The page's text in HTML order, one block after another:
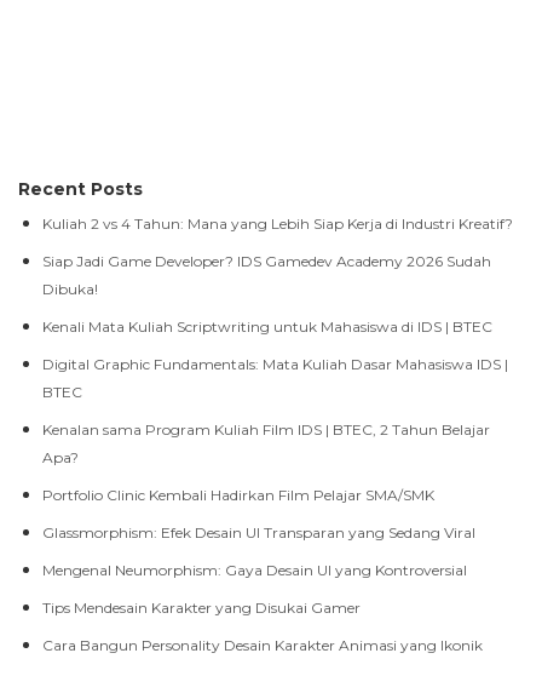
Recent Posts
Kuliah 2 vs 4 Tahun: Mana yang Lebih Siap Kerja di Industri Kreatif?
Siap Jadi Game Developer? IDS Gamedev Academy 2026 Sudah
Dibuka!
Kenali Mata Kuliah Scriptwriting untuk Mahasiswa di IDS | BTEC
Digital Graphic Fundamentals: Mata Kuliah Dasar Mahasiswa IDS |
BTEC
Kenalan sama Program Kuliah Film IDS | BTEC, 2 Tahun Belajar
Apa?
Portfolio Clinic Kembali Hadirkan Film Pelajar SMA/SMK
Glassmorphism: Efek Desain UI Transparan yang Sedang Viral
Mengenal Neumorphism: Gaya Desain UI yang Kontroversial
Tips Mendesain Karakter yang Disukai Gamer
Cara Bangun Personality Desain Karakter Animasi yang Ikonik